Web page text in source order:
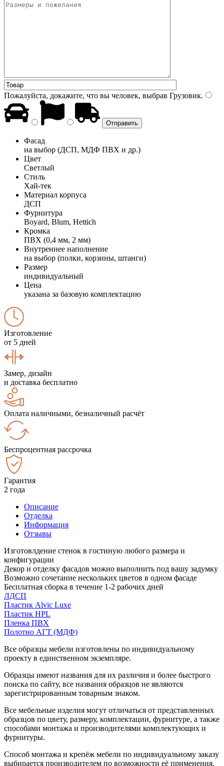
Пожалуйста, докажите, что вы человек, выбрав Грузовик.
Фасад
на выбор (ДСП, МДФ ПВХ и др.)
Цвет
Светлый
Стиль
Хай-тек
Материал корпуса
ДСП
Фурнитура
Boyard, Blum, Hettich
Кромка
ПВХ (0,4 мм, 2 мм)
Внутреннее наполнение
на выбор (полки, корзины, штанги)
Размер
индивидуальный
Цена
указана за базовую комплектацию
Изготовление
от 5 дней
Замер, дизайн
и доставка бесплатно
Оплата наличными, безналичный расчёт
Беспроцентная рассрочка
Гарантия
2 года
Описание
Отделка
Информация
Отзывы
Изготовлдение стенок в гостиную любого размера и
конфигурации
Декор и отделку фасадов можно выполнить под вашу задумку
Возможно сочетание нескольких цветов в одном фасаде
Бесплатная сборка в течение 1-2 рабочих дней
ЛДСП
Пластик Alvic Luxe
Пластик HPL
Пленка ПВХ
Полотно АГТ (МДФ)
Все образцы мебели изготовлены по индивидуальному
проекту в единственном экземпляре.
Образцы имеют названия для их различия и более быстрого
поиска по сайту, все названия образцов не являются
зарегистрированным товарным знаком.
Все мебельные изделия могут отличаться от представленных
образцов по цвету, размеру, комплектации, фурнитуре, а также
способами монтажа и производителями комплектующих и
фурнитуры.
Способ монтажа и крепёж мебели по индивидуальному заказу
выбирается производителем по возможности её применения.